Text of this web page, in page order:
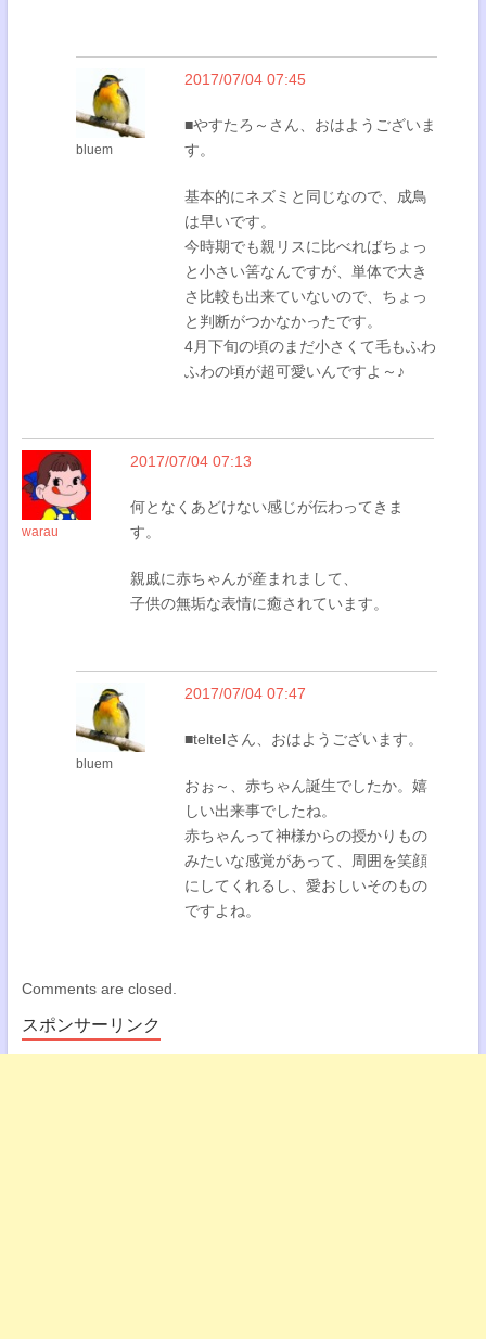
bluem
2017/07/04 07:45
■やすたろ～さん、おはようございま
す。
基本的にネズミと同じなので、成鳥
は早いです。
今時期でも親リスに比べればちょっ
と小さい筈なんですが、単体で大き
さ比較も出来ていないので、ちょっ
と判断がつかなかったです。
4月下旬の頃のまだ小さくて毛もふわ
ふわの頃が超可愛いんですよ～♪
warau
2017/07/04 07:13
何となくあどけない感じが伝わってきま
す。
親戚に赤ちゃんが産まれまして、
子供の無垢な表情に癒されています。
bluem
2017/07/04 07:47
■teltelさん、おはようございます。
おぉ～、赤ちゃん誕生でしたか。嬉
しい出来事でしたね。
赤ちゃんって神様からの授かりもの
みたいな感覚があって、周囲を笑顔
にしてくれるし、愛おしいそのもの
ですよね。
Comments are closed.
スポンサーリンク